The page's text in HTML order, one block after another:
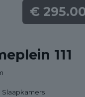
€
111
Slaapkamers